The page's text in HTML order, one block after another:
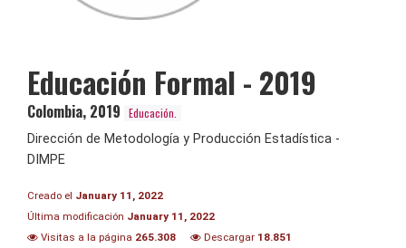
Educación Formal - 2019
Colombia, 2019 Educación.
Dirección de Metodología y Producción Estadística -
DIMPE
Creado el January 11, 2022
Última modificación January 11, 2022
Visitas a la página 265.308 Descargar 18.851